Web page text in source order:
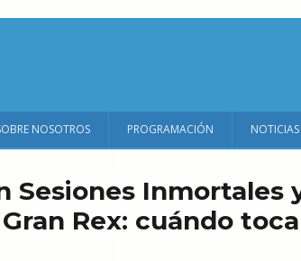
NOSOTROS PROGRAMACIÓN NOTICIAS
Sesiones Inmortales
Rex: cuándo